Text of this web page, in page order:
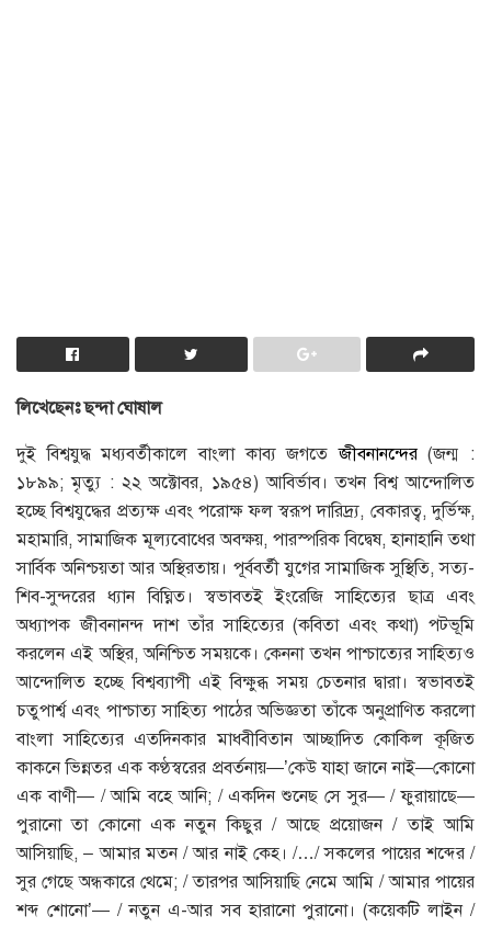
লিখেছেনঃ ছন্দা ঘোষাল
দুই বিশ্বযুদ্ধ মধ্যবর্তীকালে বাংলা কাব্য জগতেজীবনানন্দের(জন্ম :
১৮৯৯; মৃত্যু : ২২ অক্টোবর, ১৯৫৪) আবির্ভাব। তখন বিশ্ব আন্দোলিত
হচ্ছে বিশ্বযুদ্ধের প্রত্যক্ষ এবং পরোক্ষ ফল স্বরূপ দারিদ্র্য, বেকারত্ব, দুর্ভিক্ষ,
মহামারি, সামাজিক মূল্যবোধের অবক্ষয়, পারস্পরিক বিদ্বেষ, হানাহানি তথা
সার্বিক অনিশ্চয়তা আর অস্থিরতায়। পূর্ববর্তী যুগের সামাজিক সুস্থিতি, সত্য-
শিব-সুন্দরের ধ্যান বিঘ্নিত। স্বভাবতই ইংরেজি সাহিত্যের ছাত্র এবং
অধ্যাপক জীবনানন্দ দাশ তাঁর সাহিত্যের (কবিতা এবং কথা) পটভূমি
করলেন এই অস্থির, অনিশ্চিত সময়কে। কেননা তখন পাশ্চাত্যের সাহিত্যও
আন্দোলিত হচ্ছে বিশ্বব্যাপী এই বিক্ষুব্ধ সময় চেতনার দ্বারা। স্বভাবতই
চতুপার্শ্ব এবং পাশ্চাত্য সাহিত্য পাঠের অভিজ্ঞতা তাঁকে অনুপ্রাণিত করলো
বাংলা সাহিত্যের এতদিনকার মাধবীবিতান আচ্ছাদিত কোকিল কূজিত
কাকনে ভিন্নতর এক কণ্ঠস্বরের প্রবর্তনায়—’কেউ যাহা জানে নাই—কোনো
এক বাণী— / আমি বহে আনি; / একদিন শুনেছ সে সুর— / ফুরায়াছে—
পুরানো তা কোনো এক নতুন কিছুর / আছে প্রয়োজন / তাই আমি
আসিয়াছি, – আমার মতন / আর নাই কেহ। /…/ সকলের পায়ের শব্দের /
সুর গেছে অন্ধকারে থেমে; / তারপর আসিয়াছি নেমে আমি / আমার পায়ের
শব্দ শোনো’— / নতুন এ-আর সব হারানো পুরানো। (কয়েকটি লাইন /